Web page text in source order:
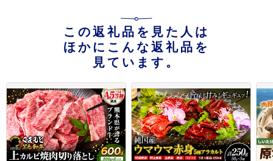
この返礼品を見た人は
ほかにこんな返礼品を
見ています。